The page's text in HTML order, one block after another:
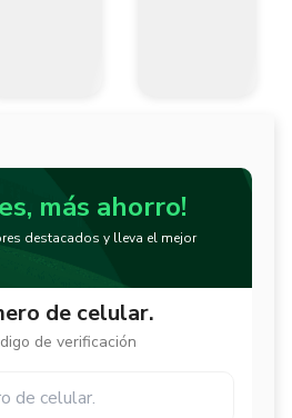
más ahorro!
destacados y lleva el mejor
de celular.
de verificación